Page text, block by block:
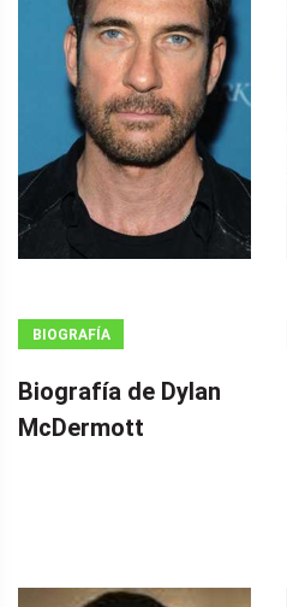
BIOGRAFÍA
Biografía de Dylan
McDermott